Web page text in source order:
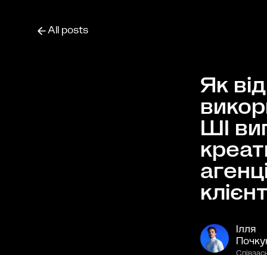
All posts
Як від
ШІ
Ілля